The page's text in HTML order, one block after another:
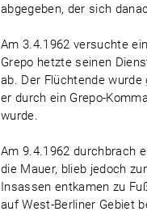
abgegeben, der sich
Am 3.4.1962 versuchte
Grepo hetzte seinen
ab. Der Flüchtende
er durch ein Grepo-
wurde.
Am 9.4.1962 durchbrach
die Mauer, blieb jedoch
Insassen entkamen zu
auf West-Berliner Gebiet